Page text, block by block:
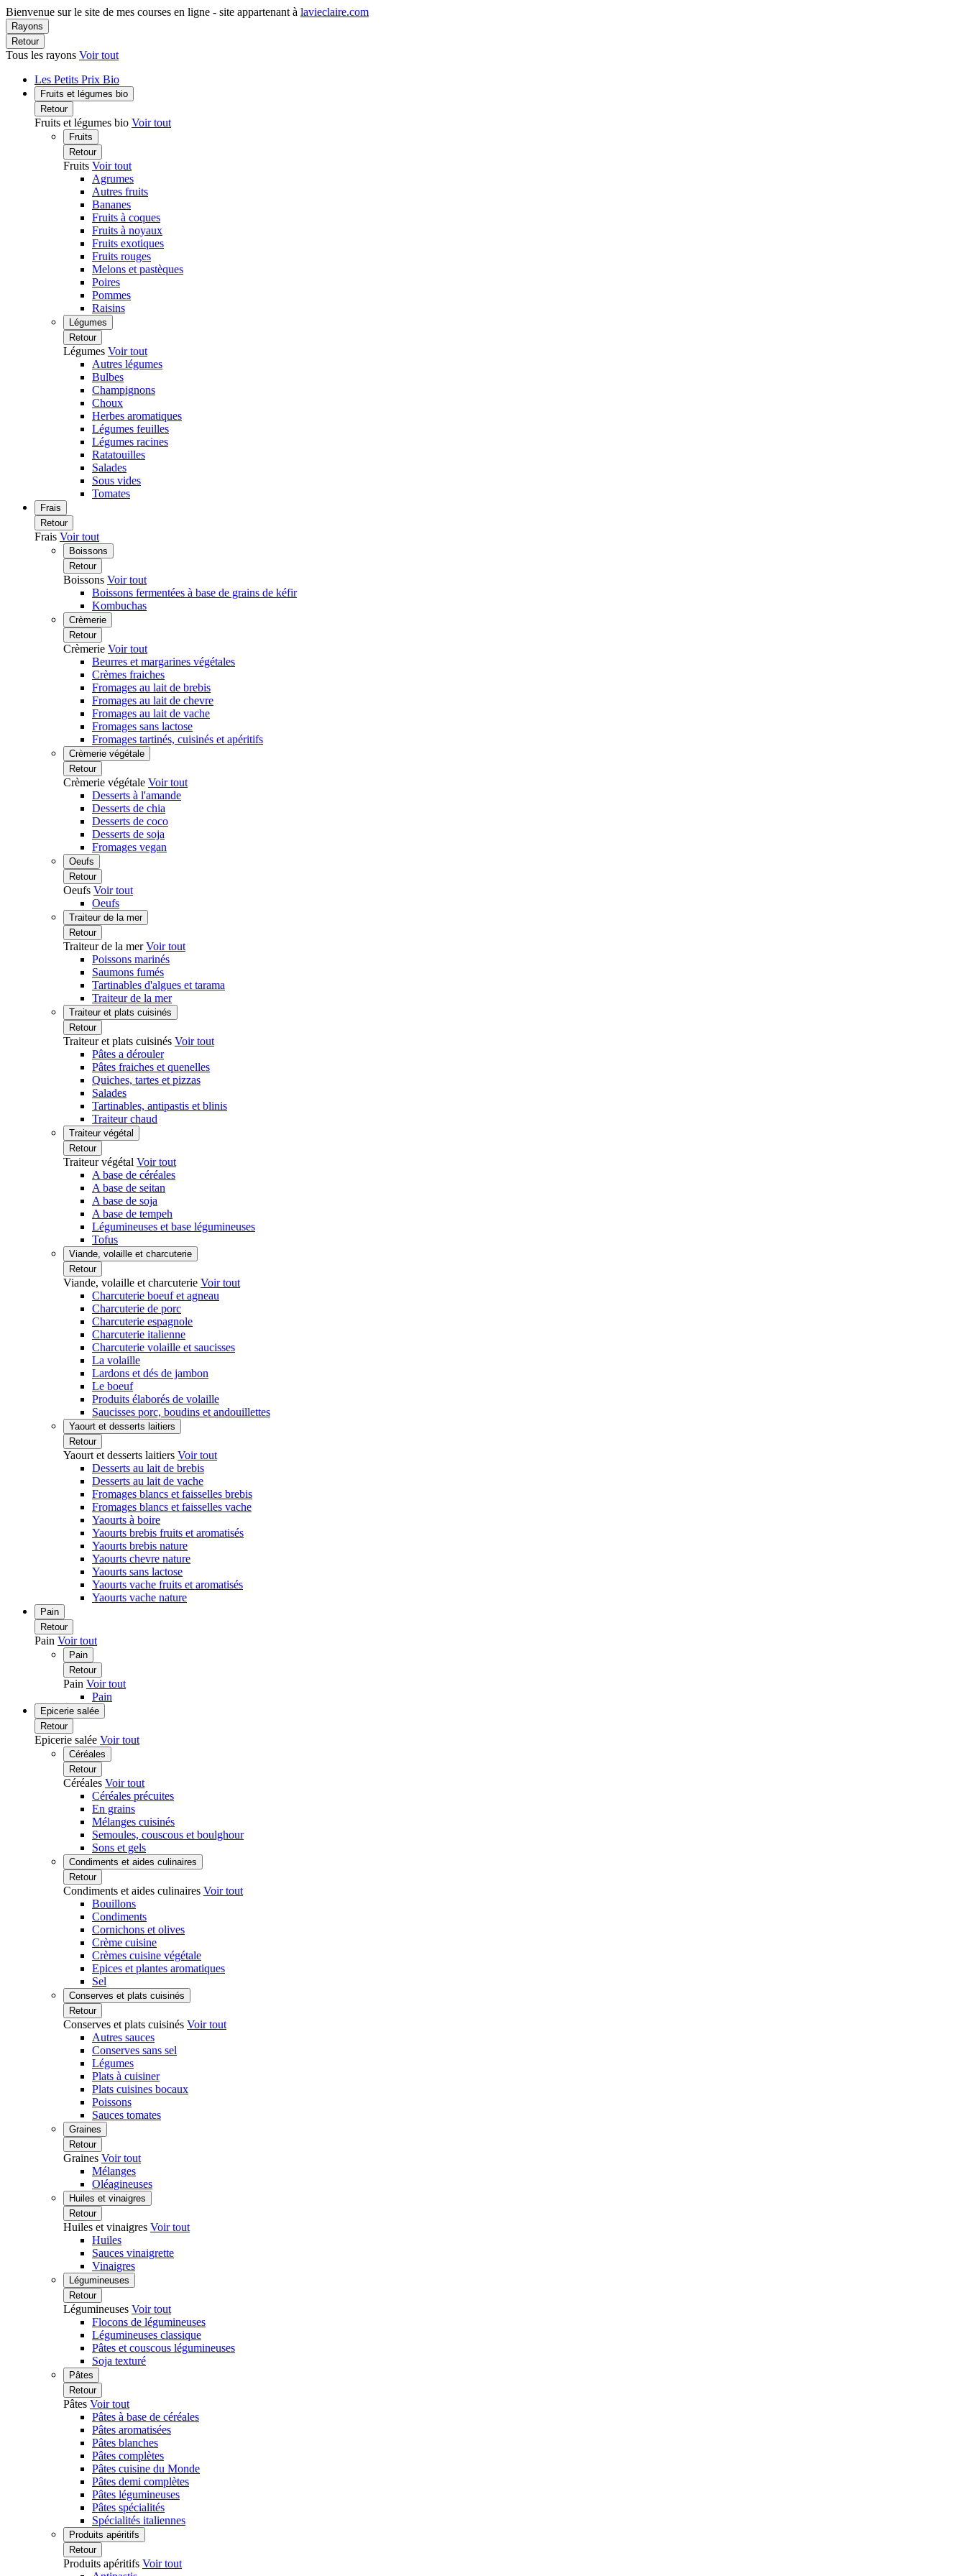
Bienvenue sur le site de mes courses en ligne - site appartenant à lavieclaire.com
Rayons
Retour
Tous les rayons Voir tout
Les Petits Prix Bio
Fruits et légumes bio
Retour
Fruits et légumes bio Voir tout
Fruits
Retour
Fruits Voir tout
Agrumes
Autres fruits
Bananes
Fruits à coques
Fruits à noyaux
Fruits exotiques
Fruits rouges
Melons et pastèques
Poires
Pommes
Raisins
Légumes
Retour
Légumes Voir tout
Autres légumes
Bulbes
Champignons
Choux
Herbes aromatiques
Légumes feuilles
Légumes racines
Ratatouilles
Salades
Sous vides
Tomates
Frais
Retour
Frais Voir tout
Boissons
Retour
Boissons Voir tout
Boissons fermentées à base de grains de kéfir
Kombuchas
Crèmerie
Retour
Crèmerie Voir tout
Beurres et margarines végétales
Crèmes fraiches
Fromages au lait de brebis
Fromages au lait de chevre
Fromages au lait de vache
Fromages sans lactose
Fromages tartinés, cuisinés et apéritifs
Crèmerie végétale
Retour
Crèmerie végétale Voir tout
Desserts à l'amande
Desserts de chia
Desserts de coco
Desserts de soja
Fromages vegan
Oeufs
Retour
Oeufs Voir tout
Oeufs
Traiteur de la mer
Retour
Traiteur de la merVoir tout
Poissons marinés
Saumons fumés
Tartinables d'algues et tarama
Traiteur de la mer
Traiteur et plats cuisinés
Retour
Traiteur et plats cuisinés Voir tout
Pâtes a dérouler
Pâtes fraiches et quenelles
Quiches, tartes et pizzas
Salades
Tartinables, antipastis et blinis
Traiteur chaud
Traiteur végétal
Retour
Traiteur végétal Voir tout
A base de céréales
A base de seitan
A base de soja
A base de tempeh
Légumineuses et base légumineuses
Tofus
Viande, volaille et charcuterie
Retour
Viande, volaille et charcuterie Voir tout
Charcuterie boeuf et agneau
Charcuterie de porc
Charcuterie espagnole
Charcuterie italienne
Charcuterie volaille et saucisses
La volaille
Lardons et dés de jambon
Le boeuf
Produits élaborés de volaille
Saucisses porc, boudins et andouillettes
Yaourt et desserts laitiers
Retour
Yaourt et desserts laitiers Voir tout
Desserts au lait de brebis
Desserts au lait de vache
Fromages blancs et faisselles brebis
Fromages blancs et faisselles vache
Yaourts à boire
Yaourts brebis fruits et aromatisés
Yaourts brebis nature
Yaourts chevre nature
Yaourts sans lactose
Yaourts vache fruits et aromatisés
Yaourts vache nature
Pain
Retour
Pain Voir tout
Pain
Retour
Pain Voir tout
Pain
Epicerie salée
Retour
Epicerie salée Voir tout
Céréales
Retour
Céréales Voir tout
Céréales précuites
En grains
Mélanges cuisinés
Semoules, couscous et boulghour
Sons et gels
Condiments et aides culinaires
Retour
Condiments et aides culinaires Voir tout
Bouillons
Condiments
Cornichons et olives
Crème cuisine
Crèmes cuisine végétale
Epices et plantes aromatiques
Sel
Conserves et plats cuisinés
Retour
Conserves et plats cuisinés Voir tout
Autres sauces
Conserves sans sel
Légumes
Plats à cuisiner
Plats cuisines bocaux
Poissons
Sauces tomates
Graines
Retour
Graines Voir tout
Mélanges
Oléagineuses
Huiles et vinaigres
Retour
Huiles et vinaigres Voir tout
Huiles
Sauces vinaigrette
Vinaigres
Légumineuses
Retour
Légumineuses Voir tout
Flocons de légumineuses
Légumineuses classique
Pâtes et couscous légumineuses
Soja texturé
Pâtes
Retour
Pâtes Voir tout
Pâtes à base de céréales
Pâtes aromatisées
Pâtes blanches
Pâtes complètes
Pâtes cuisine du Monde
Pâtes demi complètes
Pâtes légumineuses
Pâtes spécialités
Spécialités italiennes
Produits apéritifs
Retour
Produits apéritifs Voir tout